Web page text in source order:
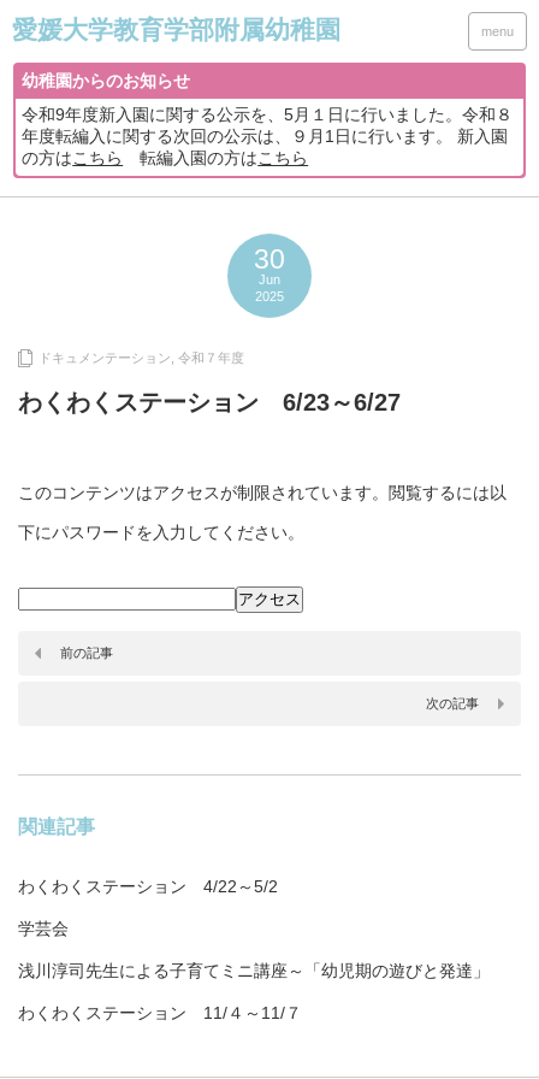
menu
幼稚園からのお知らせ
令和9年度新入園に関する公示を、5月１日に行いました。令和８
年度転編入に関する次回の公示は、９月1日に行います。 新入園
の方はこちら 転編入園の方はこちら
30
Jun
2025
ドキュメンテーション 令和７年度
わくわくステーション 6/23～6/27
このコンテンツはアクセスが制限されています。閲覧するには以
下にパスワードを入力してください。
前の記事
次の記事
関連記事
わくわくステーション 4/22～5/2
学芸会
浅川淳司先生による子育てミニ講座～「幼児期の遊びと発達」
わくわくステーション 11/４～11/７